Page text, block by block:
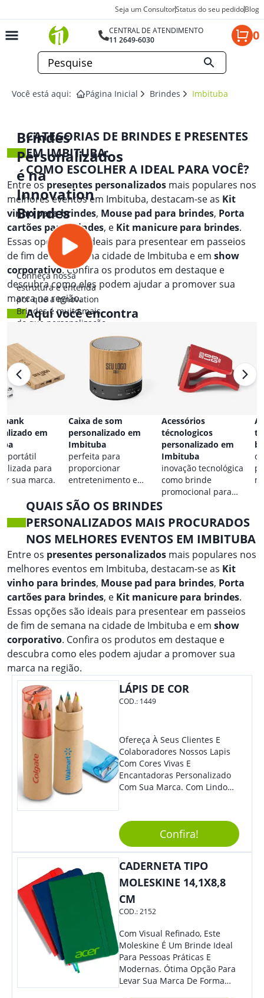
Seja um ConsultorStatus do seu pedidoBlog
CENTRAL DE ATENDIMENTO
11 2649-6030
0
Você está aqui: Página Inicial Brindes Imbituba
Brindes
Personalizados
é na
Innovation
Brindes
Conheça nossa
estrutura e entenda
por que a Innovation
Brindes é muito mais
do que personalização.
CATEGORIAS DE BRINDES E PRESENTES
EM IMBITUBA:
COMO ESCOLHER A IDEAL PARA VOCÊ?
Entre ospresentes personalizados mais populares nos
melhores eventos em Imbituba, destacam-se as Kit
vinho para brindes, Mouse pad para brindes, Porta
cartões para brindes, e Kit manicure para brindes.
Essas opções são ideais para presentear em passeios
de fim de semana na cidade de Imbituba e em show
corporativo. Confira os produtos em destaque e
descubra como eles podem ajudar a promover sua
marca na região.
Aqui você encontra
bank
em
portátil
para
sua marca.
Caixa de som
personalizado em
Imbituba
perfeita para
proporcionar
entretenimento e
qualquer ocasião.
Acessórios
técnologicos
personalizado em
Imbituba
inovação tecnológica
como brinde
promocional para
eventos.
QUAIS SÃO OS BRINDES
PERSONALIZADOS MAIS PROCURADOS
NOS MELHORES EVENTOS EM IMBITUBA
Entre os presentes personalizados mais populares nos
melhores eventos em Imbituba, destacam-se as Kit
vinho para brindes, Mouse pad para brindes, Porta
cartões para brindes, e Kit manicure para brindes.
Essas opções são ideais para presentear em passeios
de fim de semana na cidade de Imbituba e em show
corporativo. Confira os produtos em destaque e
descubra como eles podem ajudar a promover sua
marca na região.
LÁPIS DE COR
COD.: 1449
Ofereça À Seus Clientes E
Colaboradores Nossos Lapis
Com Cores Vivas E
Encantadoras Personalizado
Com Sua Marca. Com Lindo
Perfeito, Não É?!
Confira!
CADERNETA TIPO
MOLESKINE 14,1X8,8
CM
COD.:2152
Com Visual Refinado, Este
Moleskine É Um Brinde Ideal
Para Pessoas Práticas E
Modernas. Ótima Opção Para
Levar Sua Marca De Forma